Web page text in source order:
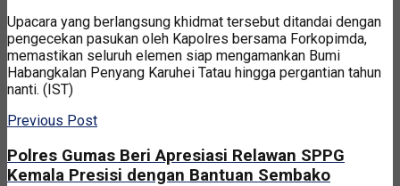
Upacara yang berlangsung khidmat tersebut ditandai dengan
pengecekan pasukan oleh Kapolres bersama Forkopimda,
memastikan seluruh elemen siap mengamankan Bumi
Habangkalan Penyang Karuhei Tatau hingga pergantian tahun
nanti. (IST)
Previous Post
Polres Gumas Beri Apresiasi Relawan SPPG
Kemala Presisi dengan Bantuan Sembako